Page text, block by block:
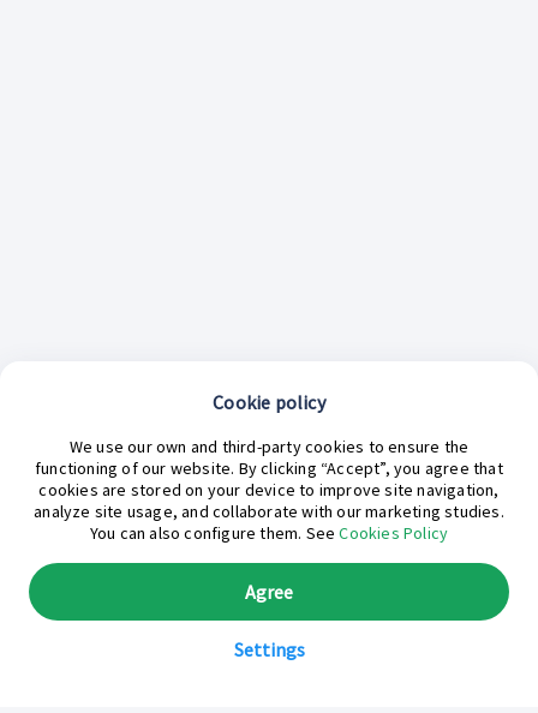
¿En qué podemos ayudarte hoy?
Cookie policy
We use our own and third-party cookies to ensure the
functioning of our website. By clicking “Accept”, you agree that
cookies are stored on your device to improve site navigation,
analyze site usage, and collaborate with our marketing studies.
You can also configure them. SeeCookies Policy
Settings
Agree